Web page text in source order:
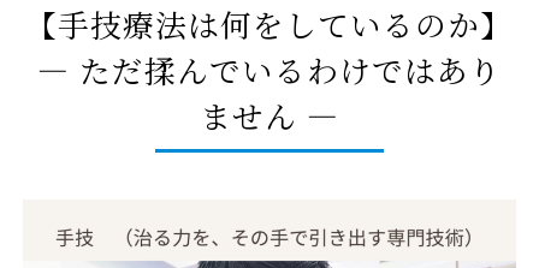
【手技療法は何をしているのか】
― ただ揉んでいるわけではあり
ません ―